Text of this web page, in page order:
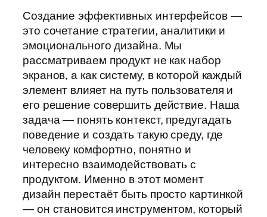
Создание эффективных интерфейсов —
это сочетание стратегии, аналитики и
эмоционального дизайна. Мы
рассматриваем продукт не как набор
экранов, а как систему, в которой каждый
элемент влияет на путь пользователя и
его решение совершить действие. Наша
задача — понять контекст, предугадать
поведение и создать такую среду, где
человеку комфортно, понятно и
интересно взаимодействовать с
продуктом. Именно в этот момент
дизайн перестаёт быть просто картинкой
— он становится инструментом, который